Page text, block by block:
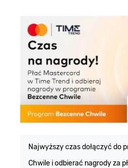
Najwyższy czas dołączyć do
Chwile i odbierać nagrody za